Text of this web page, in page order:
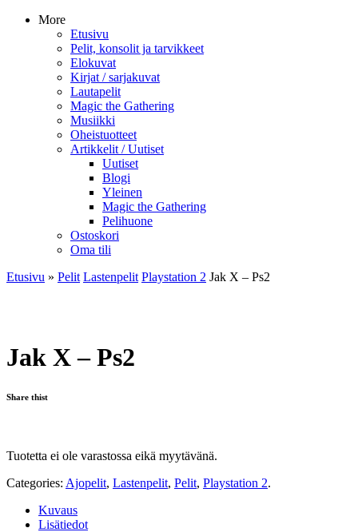
More
Etusivu
Pelit, konsolit ja tarvikkeet
Elokuvat
Kirjat / sarjakuvat
Lautapelit
Magic the Gathering
Musiikki
Oheistuotteet
Artikkelit / Uutiset
Uutiset
Blogi
Yleinen
Magic the Gathering
Pelihuone
Ostoskori
Oma tili
Etusivu » Pelit Lastenpelit Playstation 2 Jak X – Ps2
Jak X – Ps2
Share thist
Tuotetta ei ole varastossa eikä myytävänä.
Categories: Ajopelit, Lastenpelit, Pelit, Playstation 2.
Kuvaus
Lisätiedot